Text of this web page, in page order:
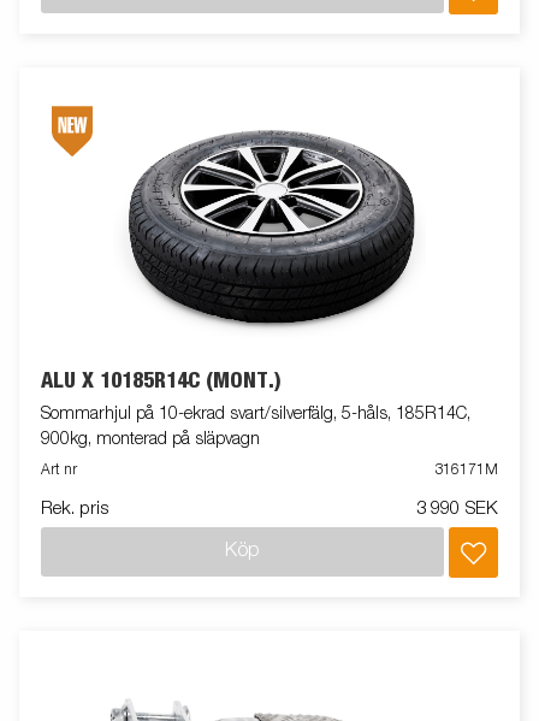
ALU X 10185R14C (MONT.)
Sommarhjul på 10-ekrad svart/silverfälg, 5-håls, 185R14C,
900kg, monterad på släpvagn
Art nr 316171M
Rek. pris 3 990 SEK
Köp